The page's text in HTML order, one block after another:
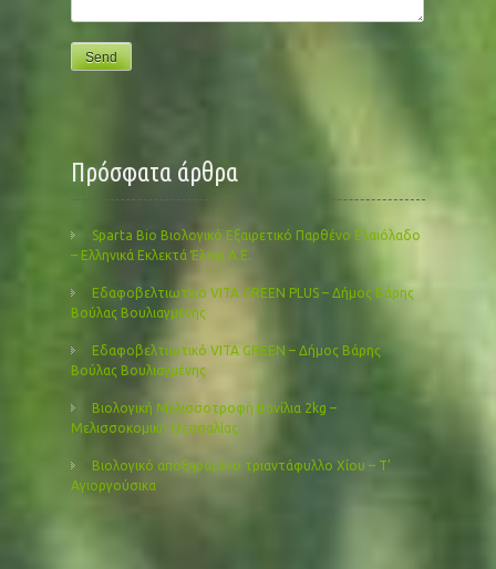
Πρόσφατα άρθρα
Sparta Bio Βιολογικό Εξαιρετικό Παρθένο Ελαιόλαδο
– Ελληνικά Εκλεκτά Έλαια Α.Ε.
Εδαφοβελτιωτικό VITA GREEN PLUS – Δήμος Βάρης
Βούλας Βουλιαγμένης
Εδαφοβελτιωτικό VITA GREEN – Δήμος Βάρης
Βούλας Βουλιαγμένης
Βιολογική Μελισσοτροφή Βανίλια 2kg –
Μελισσοκομική Θεσσαλίας
Βιολογικό αποξηραμένο τριαντάφυλλο Χίου – Τ’
Αγιοργούσικα